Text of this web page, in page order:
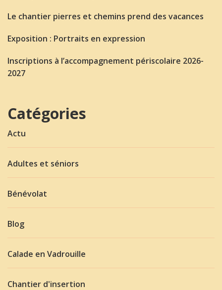
Le chantier pierres et chemins prend des vacances
Exposition : Portraits en expression
Inscriptions à l’accompagnement périscolaire 2026-
2027
Catégories
Actu
Adultes et séniors
Bénévolat
Blog
Calade en Vadrouille
Chantier d'insertion